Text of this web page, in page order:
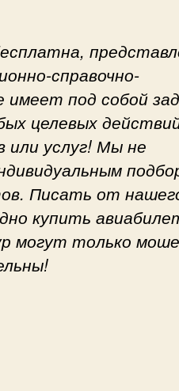
справочно-
имеет под собой
целевых
услуг! Мы не
Писать от
купить
могут только